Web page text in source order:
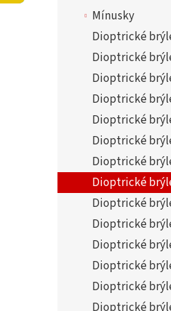
Mínusky
Dioptrické
Dioptrické
Dioptrické
Dioptrické
Dioptrické
Dioptrické
Dioptrické
Dioptrické
Dioptrické
Dioptrické
Dioptrické
Dioptrické
Dioptrické
Dioptrické